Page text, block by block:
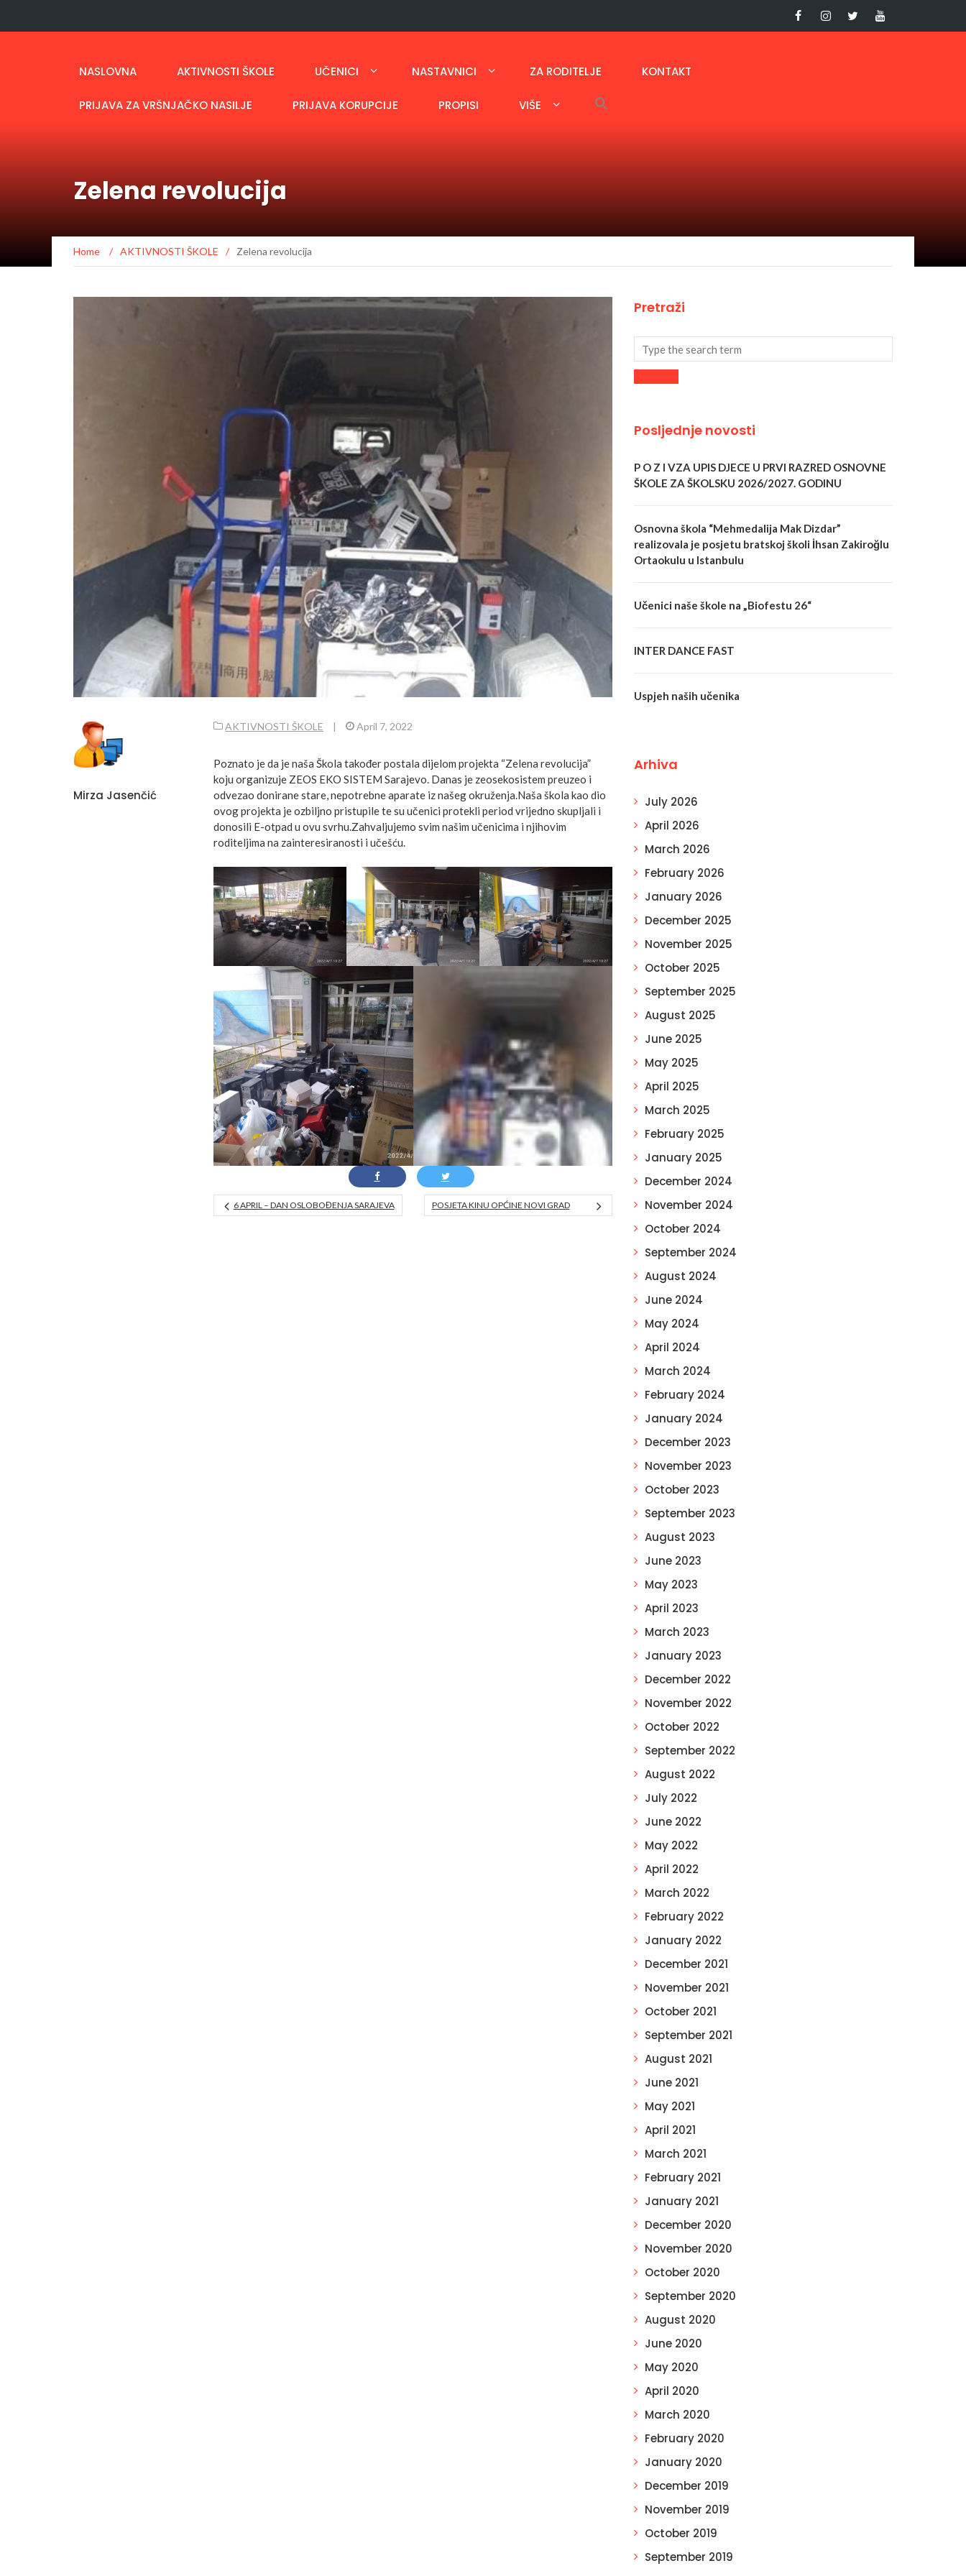
NASLOVNA AKTIVNOSTI ŠKOLE UČENICI NASTAVNICI ZA RODITELJE KONTAKT
PRIJAVA ZA VRŠNJAČKO NASILJE PRIJAVA KORUPCIJE PROPISI VIŠE
Zelena revolucija
Home / AKTIVNOSTI ŠKOLE / Zelena revolucija
Mirza Jasenčić
AKTIVNOSTI ŠKOLE | April 7, 2022
Poznato je da je naša Škola također postala dijelom projekta “Zelena revolucija”
koju organizuje ZEOS EKO SISTEM Sarajevo. Danas je zeosekosistem preuzeo i
odvezao donirane stare, nepotrebne aparate iz našeg okruženja.Naša škola kao dio
ovog projekta je ozbiljno pristupile te su učenici protekli period vrijedno skupljali i
donosili E-otpad u ovu svrhu.Zahvaljujemo svim našim učenicima i njihovim
roditeljima na zainteresiranosti i učešću.
6 APRIL – DAN OSLOBOĐENJA SARAJEVA POSJETA KINU OPĆINE NOVI GRAD
Pretraži
Posljednje novosti
P O Z I VZA UPIS DJECE U PRVI RAZRED OSNOVNE
ŠKOLE ZA ŠKOLSKU 2026/2027. GODINU
Osnovna škola “Mehmedalija Mak Dizdar”
realizovala je posjetu bratskoj školi İhsan Zakiroğlu
Ortaokulu u Istanbulu
Učenici naše škole na „Biofestu 26“
INTER DANCE FAST
Uspjeh naših učenika
Arhiva
July 2026
April 2026
March 2026
February 2026
January 2026
December 2025
November 2025
October 2025
September 2025
August 2025
June 2025
May 2025
April 2025
March 2025
February 2025
January 2025
December 2024
November 2024
October 2024
September 2024
August 2024
June 2024
May 2024
April 2024
March 2024
February 2024
January 2024
December 2023
November 2023
October 2023
September 2023
August 2023
June 2023
May 2023
April 2023
March 2023
January 2023
December 2022
November 2022
October 2022
September 2022
August 2022
July 2022
June 2022
May 2022
April 2022
March 2022
February 2022
January 2022
December 2021
November 2021
October 2021
September 2021
August 2021
June 2021
May 2021
April 2021
March 2021
February 2021
January 2021
December 2020
November 2020
October 2020
September 2020
August 2020
June 2020
May 2020
April 2020
March 2020
February 2020
January 2020
December 2019
November 2019
October 2019
September 2019